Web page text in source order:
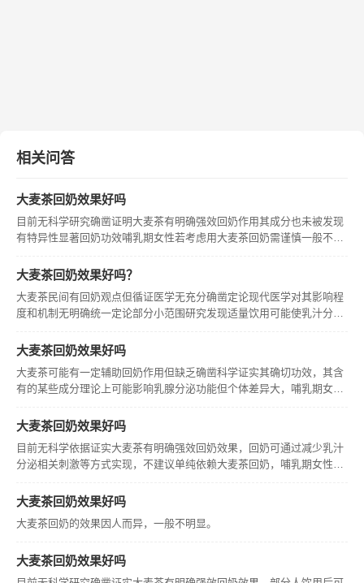
相关问答
大麦茶回奶效果好吗
目前无科学研究确凿证明大麦茶有明确强效回奶作用其成分也未被发现
有特异性显著回奶功效哺乳期女性若考虑用大麦茶回奶需谨慎一般不建
方法且尝试回奶中出现异常情况应及时就医由专业医生指导处理。
大麦茶回奶效果好吗？
大麦茶民间有回奶观点但循证医学无充分确凿定论现代医学对其影响程
度和机制无明确统一定论部分小范围研究发现适量饮用可能使乳汁分泌
同个体反应差异大不建议低龄儿童接触大麦茶。
大麦茶回奶效果好吗
大麦茶可能有一定辅助回奶作用但缺乏确凿科学证实其确切功效，其含
有的某些成分理论上可能影响乳腺分泌功能但个体差异大，哺乳期女性
一效果的回奶方法使用时应据自身情况谨慎必要时咨询专业医生。
大麦茶回奶效果好吗
目前无科学依据证实大麦茶有明确强效回奶效果，回奶可通过减少乳汁
分泌相关刺激等方式实现，不建议单纯依赖大麦茶回奶，哺乳期女性用
并在医生评估下决策以确保自身健康和哺乳相关情况合理处理。
大麦茶回奶效果好吗
大麦茶回奶的效果因人而异，一般不明显。
大麦茶回奶效果好吗